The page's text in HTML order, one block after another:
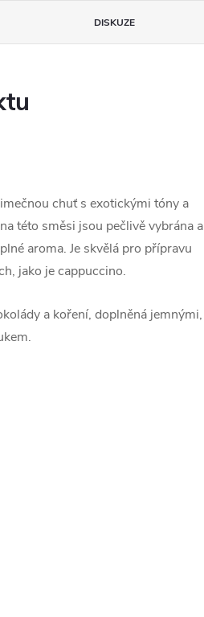
DISKUZE
chuť s exotickými tóny a
této směsi jsou pečlivě vybrána a
aroma. Je skvělá pro přípravu
jako je cappuccino.
a koření, doplněná jemnými,